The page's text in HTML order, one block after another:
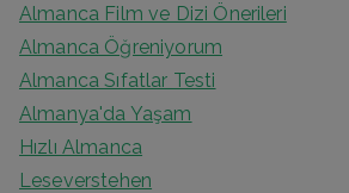
Almanca Film ve Dizi Önerileri
Almanca Öğreniyorum
Almanca Sıfatlar Testi
Almanya'da Yaşam
Hızlı Almanca
Leseverstehen